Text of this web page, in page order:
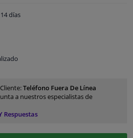
14 días
Teléfono Fuera De Línea
a nuestros especialistas de
Respuestas